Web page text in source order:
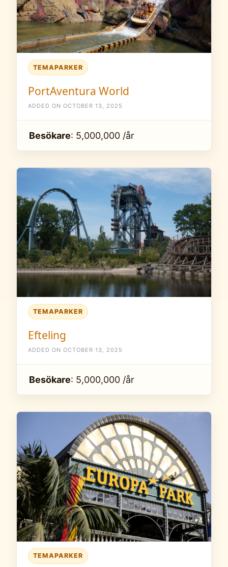
TEMAPARKER
PortAventura World
ADDED ON OCTOBER 13, 2025
Besökare: 5,000,000 /år
TEMAPARKER
Efteling
ADDED ON OCTOBER 13, 2025
Besökare: 5,000,000 /år
TEMAPARKER